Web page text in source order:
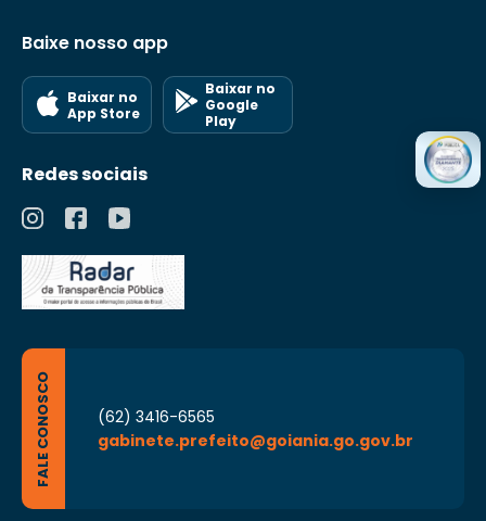
Baixe nosso app
Baixar no
App Store
Baixar no
Google
Play
Redes sociais
FALE CONOSCO
(62) 3416-6565
gabinete.prefeito@goiania.go.gov.br